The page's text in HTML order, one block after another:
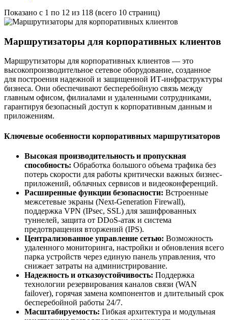
Показано с 1 по 12 из 118 (всего 10 страниц)
Маршрутизаторы для корпоративных клиентов
Маршрутизаторы для корпоративных клиентов — это
высокопроизводительное сетевое оборудование, созданное
для построения надежной и защищенной ИТ-инфраструктуры
бизнеса. Они обеспечивают бесперебойную связь между
главным офисом, филиалами и удаленными сотрудниками,
гарантируя безопасный доступ к корпоративным данным и
приложениям.
Ключевые особенности корпоративных маршрутизаторов
Высокая производительность и пропускная
способность: Обработка большого объема трафика без
потерь скорости для работы критически важных бизнес-
приложений, облачных сервисов и видеоконференций.
Расширенные функции безопасности: Встроенные
межсетевые экраны (Next-Generation Firewall),
поддержка VPN (IPsec, SSL) для зашифрованных
туннелей, защита от DDoS-атак и система
предотвращения вторжений (IPS).
Централизованное управление сетью: Возможность
удаленного мониторинга, настройки и обновления всего
парка устройств через единую панель управления, что
снижает затраты на администрирование.
Надежность и отказоустойчивость: Поддержка
технологии резервирования каналов связи (WAN
failover), горячая замена компонентов и длительный срок
бесперебойной работы 24/7.
Масштабируемость: Гибкая архитектура и модульная